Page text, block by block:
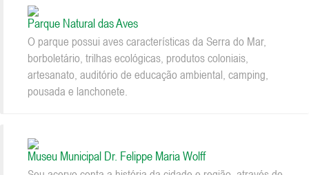
Parque Natural das Aves
O parque possui aves características da Serra do Mar,
borboletário, trilhas ecológicas, produtos coloniais,
artesanato, auditório de educação ambiental, camping,
pousada e lanchonete.
Museu Municipal Dr. Felippe Maria Wolff